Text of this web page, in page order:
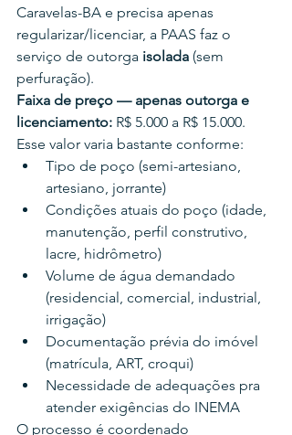
Caravelas-BA e precisa apenas
regularizar/licenciar, a PAAS faz o
serviço de outorga isolada (sem
perfuração).
Faixa de preço — apenas outorga e
licenciamento: R$ 5.000 a R$ 15.000.
Esse valor varia bastante conforme:
Tipo de poço (semi-artesiano,
artesiano, jorrante)
Condições atuais do poço (idade,
manutenção, perfil construtivo,
lacre, hidrômetro)
Volume de água demandado
(residencial, comercial, industrial,
irrigação)
Documentação prévia do imóvel
(matrícula, ART, croqui)
Necessidade de adequações pra
atender exigências do INEMA
O processo é coordenado